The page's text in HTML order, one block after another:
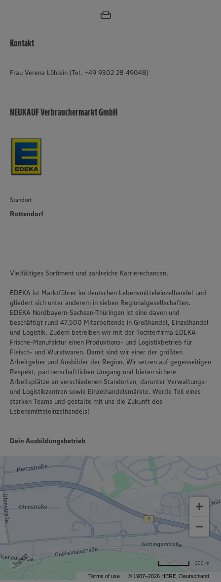
Kontakt
Frau Verena Löhlein (Tel. +49 9302 28 49048)
NEUKAUF Verbrauchermarkt GmbH
Standort
Rottendorf
Vielfältiges Sortiment und zahlreiche Karrierechancen.
EDEKA ist Marktführer im deutschen Lebensmitteleinzelhandel und
gliedert sich unter anderem in sieben Regionalgesellschaften.
EDEKA Nordbayern-Sachsen-Thüringen ist eine davon und
beschäftigt rund 47.500 Mitarbeitende in Großhandel, Einzelhandel
und Logistik. Zudem betreiben wir mit der Tochterfirma EDEKA
Frische-Manufaktur einen Produktions- und Logistikbetrieb für
Fleisch- und Wurstwaren. Damit sind wir einer der größten
Arbeitgeber und Ausbilder der Region. Wir setzen auf gegenseitigen
Respekt, partnerschaftlichen Umgang und bieten sichere
Arbeitsplätze an verschiedenen Standorten, darunter Verwaltungs-
und Logistikzentren sowie Einzelhandelsmärkte. Werde Teil eines
starken Teams und gestalte mit uns die Zukunft des
Lebensmitteleinzelhandels!
Dein Ausbildungsbetrieb
Terms of use © 1987–2026 HERE, Deutschland
200 m